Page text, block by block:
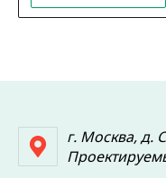
г. Москва, д.